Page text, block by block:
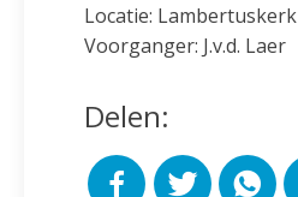
Locatie: Lambertuskerk
Voorganger: J.v.d. Laer
Delen: